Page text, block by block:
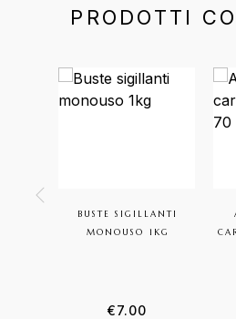
PRODOTTI
BUSTE SIGILLANTI
MONOUSO 1KG
€7.00